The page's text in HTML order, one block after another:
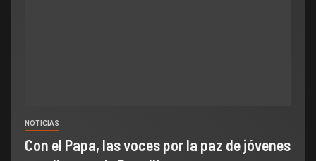
NOTICIAS
Con el Papa, las voces por la paz de jóvenes